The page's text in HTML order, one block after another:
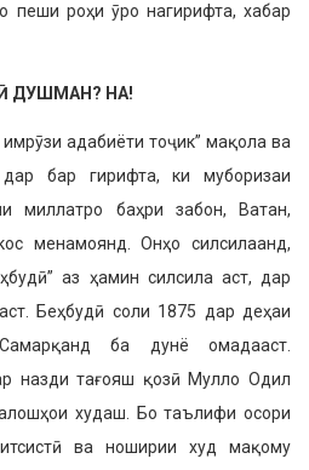
пеши роҳи ӯро нагирифта, хабар
ДУШМАН? НА!
адабиёти тоҷик” мақола ва
бар гирифта, ки муборизаи
миллатро баҳри забон, Ватан,
менамоянд. Онҳо силсилаанд,
аз ҳамин силсила аст, дар
Беҳбудӣ соли 1875 дар деҳаи
ба дунё ома­дааст.
назди тағояш қозӣ Мулло Одил
худаш. Бо таълифи осори
ва ноширии худ мақому